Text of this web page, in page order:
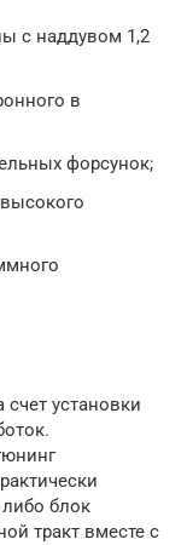
с наддувом 1,2
в
форсунок;
установки
блок
тракт вместе с